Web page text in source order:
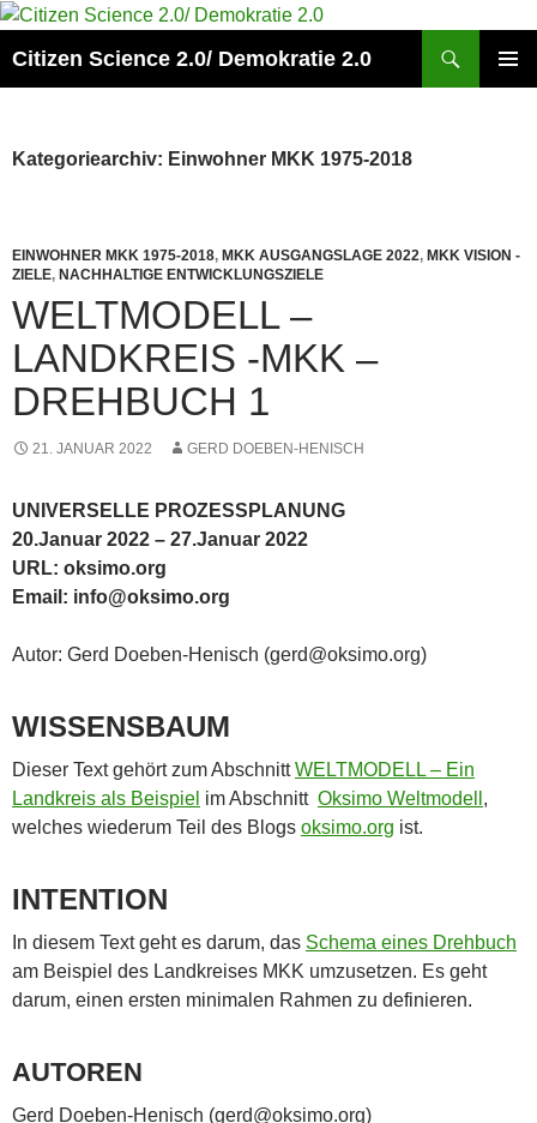
Zum
springen
Citizen Science 2.0/ Demokratie 2.0
Kategoriearchiv: Einwohner MKK 1975-2018
EINWOHNER MKK 1975-2018, MKK AUSGANGSLAGE 2022, MKK VISION -
ZIELE, NACHHALTIGE ENTWICKLUNGSZIELE
WELTMODELL –
LANDKREIS -MKK –
DREHBUCH 1
21. JANUAR 2022 GERD DOEBEN-HENISCH
UNIVERSELLE PROZESSPLANUNG
20.Januar 2022 – 27.Januar 2022
URL: oksimo.org
Email: info@oksimo.org
Autor: Gerd Doeben-Henisch (gerd@oksimo.org)
WISSENSBAUM
Dieser Text gehört zum AbschnittWELTMODELL – Ein
Landkreis als Beispiel im Abschnitt Oksimo Weltmodell ,
welches wiederum Teil des Blogs oksimo.org ist.
INTENTION
In diesem Text geht es darum, das Schema eines Drehbuch
am Beispiel des Landkreises MKK umzusetzen. Es geht
darum, einen ersten minimalen Rahmen zu definieren.
AUTOREN
Gerd Doeben-Henisch (gerd@oksimo.org)